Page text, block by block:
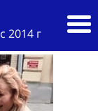
2014 г